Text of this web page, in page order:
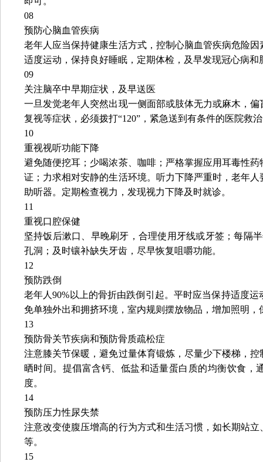
08
预防心脑血管疾病
老年人应当保持健康生活方式，控制心脑血管疾病危险
适度运动，保持良好睡眠，定期体检，及早发现冠心病
09
关注脑卒中早期症状，及早送医
一旦发觉老年人突然出现一侧面部或肢体无力或麻木，
复视等症状，必须拨打“120”，紧急送到有条件的医院救
10
重视视听功能下降
避免随便挖耳；少喝浓茶、咖啡；严格掌握应用耳毒性
证；力求相对安静的生活环境。听力下降严重时，老年
助听器。定期检查视力，发现视力下降及时就诊。
11
重视口腔保健
坚持饭后漱口、早晚刷牙，合理使用牙线或牙签；每隔
孔洞；及时镶补缺失牙齿，尽早恢复咀嚼功能。
12
预防跌倒
老年人90%以上的骨折由跌倒引起。平时应当保持适度
免单独外出和拥挤环境，室内规则摆放物品，增加照明，
13
预防骨关节疾病和预防骨质疏松症
注意膝关节保暖，避免过量体育锻炼，尽量少下楼梯，
晒时间。提倡富含钙、低盐和适量蛋白质的均衡饮食，
度。
14
预防压力性尿失禁
注意改变使腹压增高的行为方式和生活习惯，如长期站
等。
15